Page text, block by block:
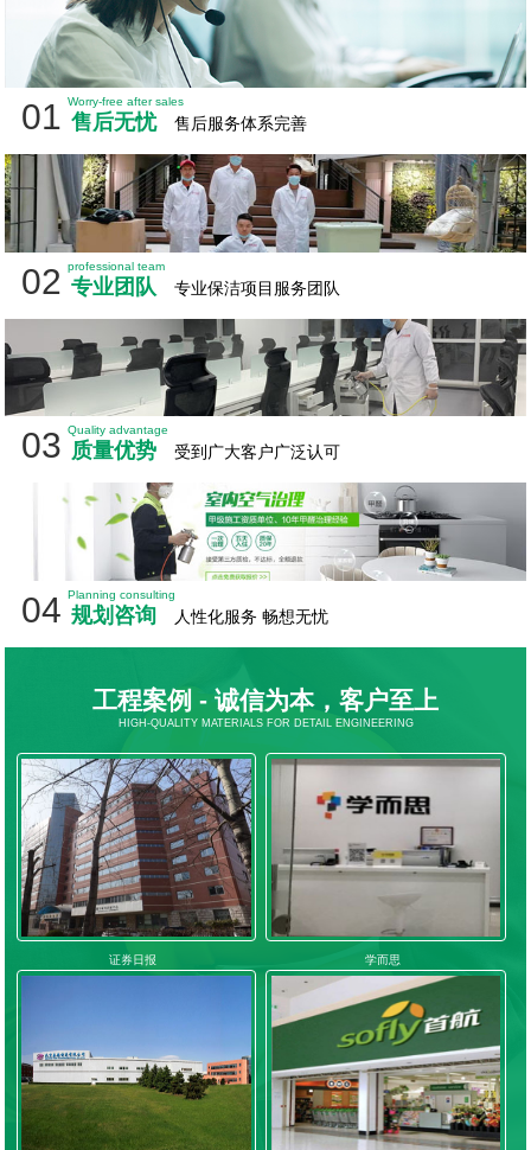
01售后无忧
Worry-free after sales
售后服务体系完善
02专业团队
professional team
专业保洁项目服务团队
03质量优势
Quality advantage
受到广大客户广泛认可
04规划咨询
Planning consulting
人性化服务 畅想无忧
工程案例 - 诚信为本，客户至上
HIGH-QUALITY MATERIALS FOR DETAIL ENGINEERING
证券日报 学而思